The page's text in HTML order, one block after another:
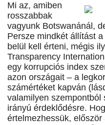
Mi az, amiben
rosszabbak
vagyunk Botswanánál,
Persze mindkét állítást
belül kell érteni, mégis
Transparency
egy korrupciós index
azon országait – a
számértéket kapván
valamilyen szempontból
irányú érdeklődésre.
értelmezhessük,